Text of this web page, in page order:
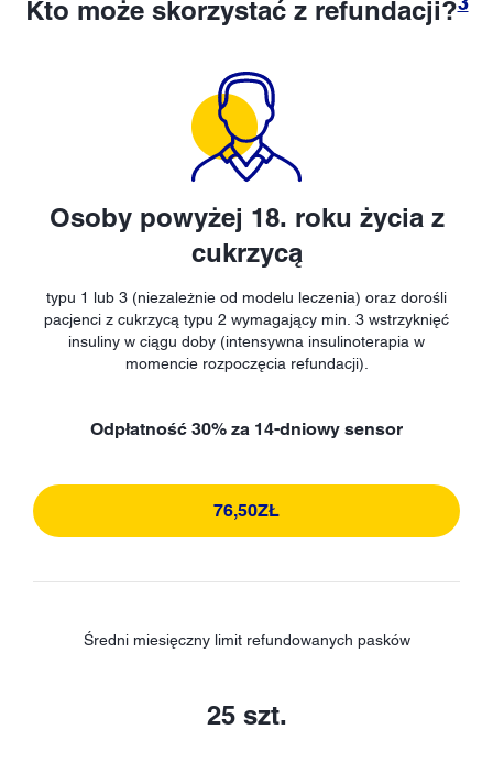
Kto może skorzystać z refundacji?
Osoby powyżej 18. roku życia z
cukrzycą
typu 1 lub 3 (niezależnie od modelu leczenia) oraz dorośli
pacjenci z cukrzycą typu 2 wymagający min. 3 wstrzyknięć
insuliny w ciągu doby (intensywna insulinoterapia w
momencie rozpoczęcia refundacji).
Odpłatność 30% za 14-dniowy sensor
76,50ZŁ
Średni miesięczny limit refundowanych pasków
25 szt.